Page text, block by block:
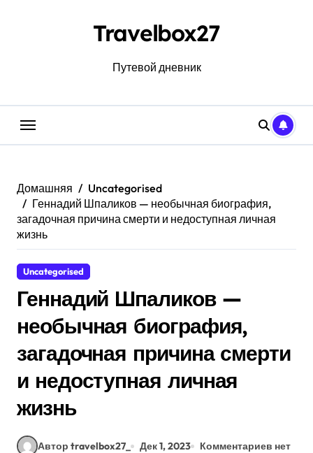
Travelbox27
Путевой дневник
Домашняя
Uncategorised
Геннадий Шпаликов — необычная биография,
загадочная причина смерти и недоступная личная
жизнь
Uncategorised
Геннадий Шпаликов —
необычная биография,
загадочная причина смерти
и недоступная личная
жизнь
Автор travelbox27_ Дек 1, 2023 Комментариев нет